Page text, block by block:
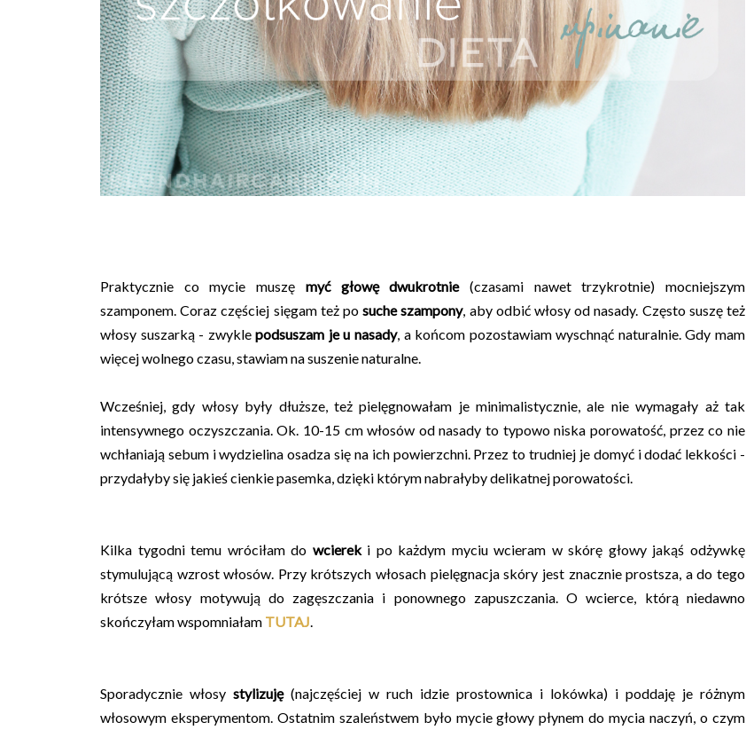
Praktycznie co mycie muszę myć głowę dwukrotnie(czasami nawet trzykrotnie) mocniejszym
szamponem. Coraz częściej sięgam też posuche szampony, aby odbić włosy od nasady. Często suszę też
włosy suszarką - zwyklepodsuszam je u nasady, a końcom pozostawiam wyschnąć naturalnie. Gdy mam
więcej wolnego czasu, stawiam na suszenie naturalne.
Wcześniej, gdy włosy były dłuższe, też pielęgnowałam je minimalistycznie, ale nie wymagały aż tak
intensywnego oczyszczania. Ok. 10-15 cm włosów od nasady to typowo niska porowatość, przez co nie
wchłaniają sebum i wydzielina osadza się na ich powierzchni. Przez to trudniej je domyć i dodać lekkości -
przydałyby się jakieś cienkie pasemka, dzięki którym nabrałyby delikatnej porowatości.
Kilka tygodni temu wróciłam do wciereki po każdym myciu wcieram w skórę głowy jakąś odżywkę
stymulującą wzrost włosów. Przy krótszych włosach pielęgnacja skóry jest znacznie prostsza, a do tego
krótsze włosy motywują do zagęszczania i ponownego zapuszczania. O wcierce, którą niedawno
skończyłam wspomniałam TUTAJ.
Sporadycznie włosy stylizuję(najczęściej w ruch idzie prostownica i lokówka) i poddaję je różnym
włosowym eksperymentom. Ostatnim szaleństwem było mycie głowy płynem do mycia naczyń, o czym